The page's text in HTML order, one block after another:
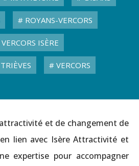
ROYANS-VERCORS
ISÈRE
TRIÈVES VERCORS
et de changement de
en lien avec Isère Attractivité et
expertise pour accompagner